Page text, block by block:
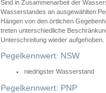
Sind in Zusammenarbeit der
Wasserstandes an ausgewählten
Hängen von den örtlichen
treten unterschiedliche
Unterschreitung wieder aufgehoben.
Pegelkennwert: NSW
niedrigster Wasserstand
Pegelkennwert: PNP